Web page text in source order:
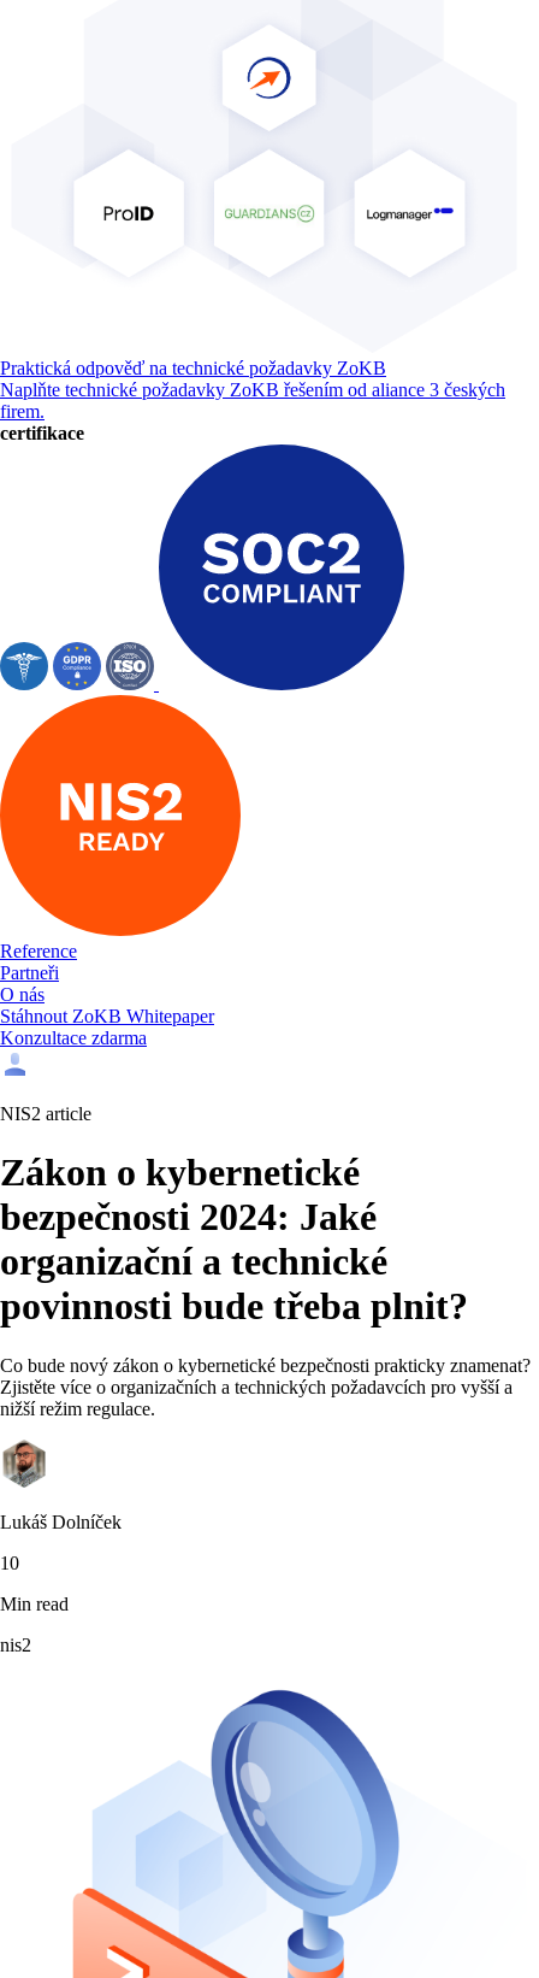
Praktická odpověď na technické požadavky ZoKB
Naplňte technické požadavky ZoKB řešením od aliance 3 českých
firem.
certifikace
Reference
Partneři
O nás
Stáhnout ZoKB Whitepaper
Konzultace zdarma
NIS2 article
Zákon o kybernetické
bezpečnosti 2024: Jaké
organizační a technické
povinnosti bude třeba plnit?
Co bude nový zákon o kybernetické bezpečnosti prakticky znamenat?
Zjistěte více o organizačních a technických požadavcích pro vyšší a
nižší režim regulace.
Lukáš Dolníček
10
Min read
nis2